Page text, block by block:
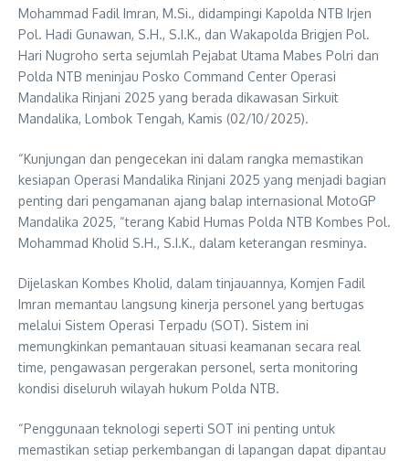
Mohammad Fadil Imran, M.Si., didampingi Kapolda NTB Irjen
Pol. Hadi Gunawan, S.H., S.I.K., dan Wakapolda Brigjen Pol.
Hari Nugroho serta sejumlah Pejabat Utama Mabes Polri dan
Polda NTB meninjau Posko Command Center Operasi
Mandalika Rinjani 2025 yang berada dikawasan Sirkuit
Mandalika, Lombok Tengah, Kamis (02/10/2025).
“Kunjungan dan pengecekan ini dalam rangka memastikan
kesiapan Operasi Mandalika Rinjani 2025 yang menjadi bagian
penting dari pengamanan ajang balap internasional MotoGP
Mandalika 2025, “terang Kabid Humas Polda NTB Kombes Pol.
Mohammad Kholid S.H., S.I.K., dalam keterangan resminya.
Dijelaskan Kombes Kholid, dalam tinjauannya, Komjen Fadil
Imran memantau langsung kinerja personel yang bertugas
melalui Sistem Operasi Terpadu (SOT). Sistem ini
memungkinkan pemantauan situasi keamanan secara real
time, pengawasan pergerakan personel, serta monitoring
kondisi diseluruh wilayah hukum Polda NTB.
“Penggunaan teknologi seperti SOT ini penting untuk
memastikan setiap perkembangan di lapangan dapat dipantau